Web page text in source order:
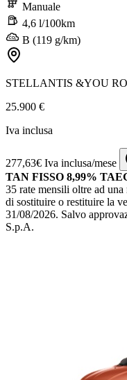
Manuale
4,6 l/100km
B (119 g/km)
STELLANTIS &YOU
25.900 €
Iva inclusa
277,63€ Iva inclusa/mese
TAN FISSO 8,99%
35 rate mensili oltre ad
di sostituire o restituire la
31/08/2026. Salvo
S.p.A.